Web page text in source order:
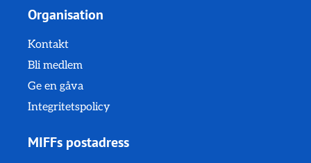
Organisation
Kontakt
Bli medlem
Ge en gåva
Integritetspolicy
MIFFs postadress